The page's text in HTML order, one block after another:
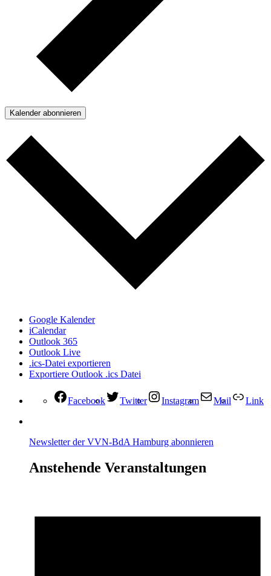
Kalender abonnieren
Google Kalender
iCalendar
Outlook 365
Outlook Live
.ics-Datei exportieren
Exportiere Outlook .ics Datei
Facebook Twitter Instagram Mail Link
Newsletter der VVN-BdA Hamburg abonnieren
Anstehende Veranstaltungen